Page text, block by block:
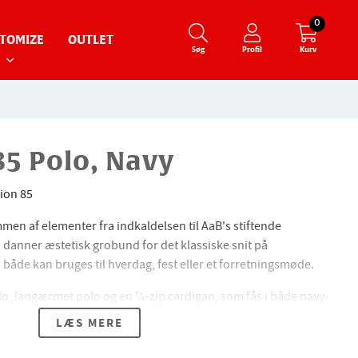
OUTLET
Søg Profil Kurv
0
Polo, Navy
85
af elementer fra indkaldelsen til AaB's stiftende
æstetisk grobund for det klassiske snit på
kan bruges til hverdag, fest eller et forretningsmøde.
langærmet polo og en ¼-zip cardigan, som fås i både navy-
LÆS MERE